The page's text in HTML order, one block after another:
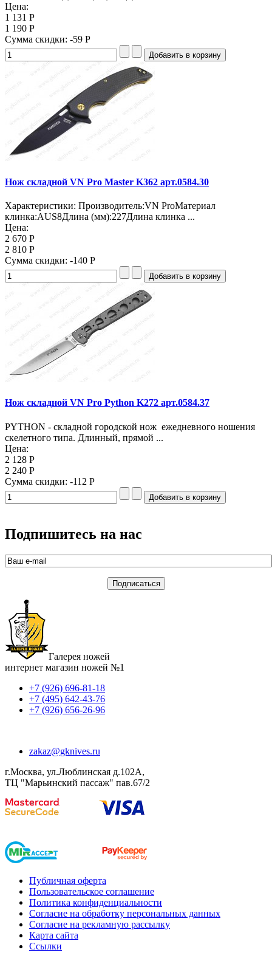
Цена:
1 131 Р
1 190 Р
Сумма скидки: -59 Р
Нож складной VN Pro Master K362 арт.0584.30
Характеристики: Производитель:VN ProМатериал
клинка:AUS8Длина (мм):227Длина клинка ...
Цена:
2 670 Р
2 810 Р
Сумма скидки: -140 Р
Нож складной VN Pro Python K272 арт.0584.37
PYTHON - складной городской нож ежедневного ношения
скелетного типа. Длинный, прямой ...
Цена:
2 128 Р
2 240 Р
Сумма скидки: -112 Р
Подпишитесь на нас
Галерея ножей
интернет магазин ножей №1
+7 (926) 696-81-18
+7 (495) 642-43-76
+7 (926) 656-26-96
zakaz@gknives.ru
г.Москва, ул.Люблинская д.102А,
ТЦ "Марьинский пассаж" пав.67/2
Публичная оферта
Пользовательское соглашение
Политика конфиденциальности
Согласие на обработку персональных данных
Согласие на рекламную рассылку
Карта сайта
Ссылки